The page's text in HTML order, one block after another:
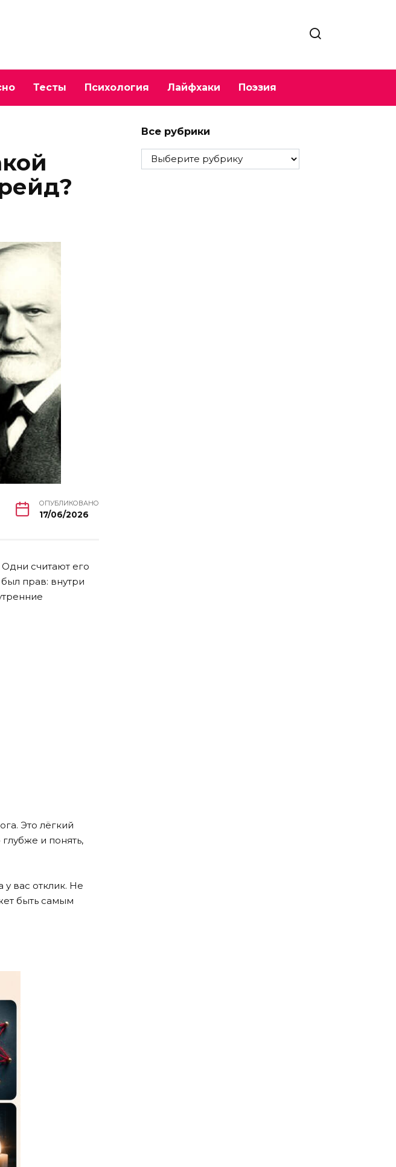
Тесты Психология Лайфхаки Поэзия
ОПУБЛИКОВАНО
17/06/2026
считают его
прав: внутри
Это лёгкий
и понять,
вас отклик. Не
быть самым
Все рубрики
Все
рубрики